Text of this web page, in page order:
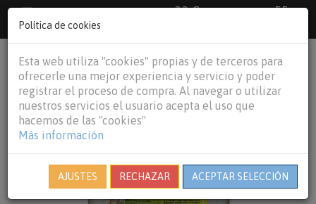
33 €
55
€Baleares y
person shopping_cart
Política de cookies
Esta web utiliza "cookies" propias y de terceros para
ofrecerle una mejor experiencia y servicio y poder
registrar el proceso de compra. Al navegar o utilizar
nuestros servicios el usuario acepta el uso que
hacemos de las "cookies"
Más información
AJUSTES RECHAZAR ACEPTAR SELECCIÓN